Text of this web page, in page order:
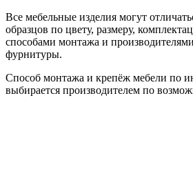
Все мебельные изделия могут
образцов по цвету, размеру,
способами монтажа и
фурнитуры.
Способ монтажа и крепёж мебели по
выбирается производителем по